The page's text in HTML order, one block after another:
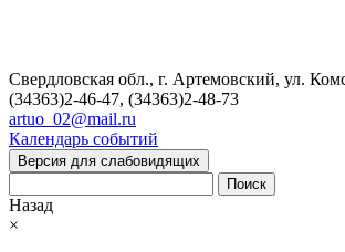
Свердловская обл., г. Артемовский, ул.
(34363)2-46-47, (34363)2-48-73
artuo_02@mail.ru
Календарь событий
Версия для слабовидящих
Поиск
Назад
×